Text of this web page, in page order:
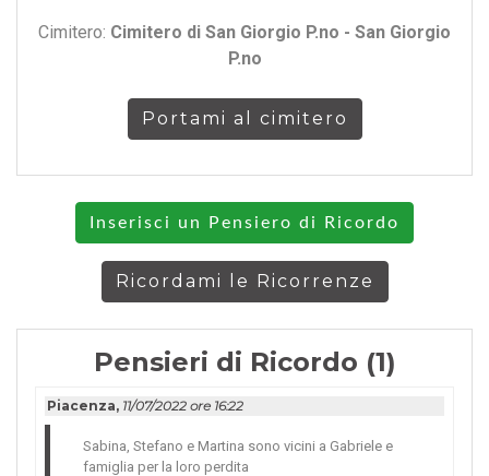
Cimitero: Cimitero di San Giorgio P.no - San Giorgio
P.no
Portami al cimitero
Inserisci un Pensiero di Ricordo
Ricordami le Ricorrenze
Pensieri di Ricordo (1)
Piacenza, 11/07/2022 ore 16:22
Sabina, Stefano e Martina sono vicini a Gabriele e
famiglia per la loro perdita